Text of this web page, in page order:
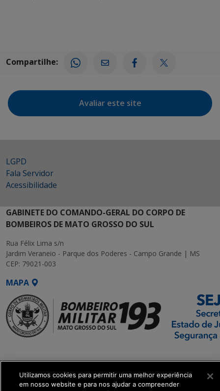
Compartilhe:
Avaliar este site
LGPD
Fala Servidor
Acessibilidade
GABINETE DO COMANDO-GERAL DO CORPO DE
BOMBEIROS DE MATO GROSSO DO SUL
Rua Félix Lima s/n
Jardim Veraneio - Parque dos Poderes - Campo Grande | MS
CEP: 79021-003
MAPA
Executiva de
Transformação Digital
Utilizamos cookies para permitir uma melhor experiência
em nosso website e para nos ajudar a compreender